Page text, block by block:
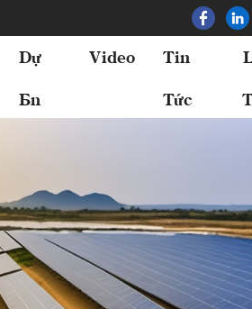
Dự
Án
Video Tin
Tức